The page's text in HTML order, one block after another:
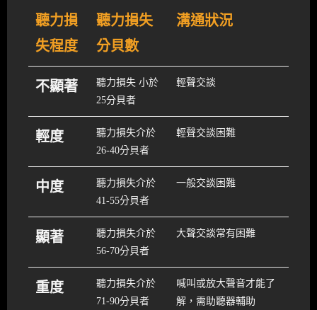
聽力損
失程度
聽力損失
分貝數
溝通狀況
不顯著
聽力損失 小於
25分貝者
輕聲交談
輕度
聽力損失介於
26-40分貝者
輕聲交談困難
中度
聽力損失介於
41-55分貝者
一般交談困難
顯著
聽力損失介於
56-70分貝者
大聲交談常有困難
重度
聽力損失介於
71-90分貝者
喊叫或放大聲音才能了
解，需助聽器輔助